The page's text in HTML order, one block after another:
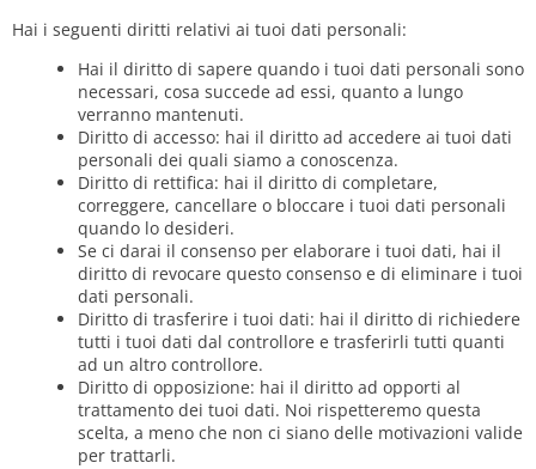
Hai i seguenti diritti relativi ai tuoi dati personali:
Hai il diritto di sapere quando i tuoi dati personali sono
necessari, cosa succede ad essi, quanto a lungo
verranno mantenuti.
Diritto di accesso: hai il diritto ad accedere ai tuoi dati
personali dei quali siamo a conoscenza.
Diritto di rettifica: hai il diritto di completare,
correggere, cancellare o bloccare i tuoi dati personali
quando lo desideri.
Se ci darai il consenso per elaborare i tuoi dati, hai il
diritto di revocare questo consenso e di eliminare i tuoi
dati personali.
Diritto di trasferire i tuoi dati: hai il diritto di richiedere
tutti i tuoi dati dal controllore e trasferirli tutti quanti
ad un altro controllore.
Diritto di opposizione: hai il diritto ad opporti al
trattamento dei tuoi dati. Noi rispetteremo questa
scelta, a meno che non ci siano delle motivazioni valide
per trattarli.